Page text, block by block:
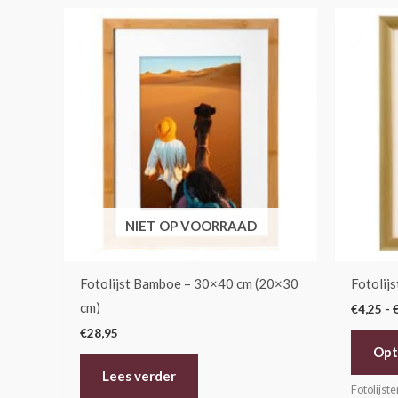
NIET OP VOORRAAD
Fotolijst Bamboe – 30×40 cm (20×30
cm)
€28,95
Lees verder
€4,25 -